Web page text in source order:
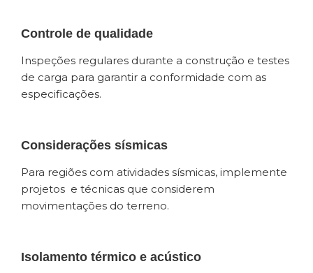
Controle de qualidade
Inspeções regulares durante a construção e testes
de carga para garantir a conformidade com as
especificações.
Considerações sísmicas
Para regiões com atividades sísmicas, implemente
projetos e técnicas que considerem
movimentações do terreno.
Isolamento térmico e acústico